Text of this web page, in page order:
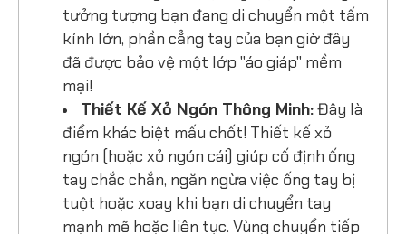
tưởng tượng bạn đang di chuyển một tấm
kính lớn, phần cẳng tay của bạn giờ đây
đã được bảo vệ một lớp "áo giáp" mềm
mại!
Thiết Kế Xỏ Ngón Thông Minh:Đây là
điểm khác biệt mấu chốt! Thiết kế xỏ
ngón (hoặc xỏ ngón cái) giúp cố định ống
tay chắc chắn, ngăn ngừa việc ống tay bị
tuột hoặc xoay khi bạn di chuyển tay
mạnh mẽ hoặc liên tục. Vùng chuyển tiếp